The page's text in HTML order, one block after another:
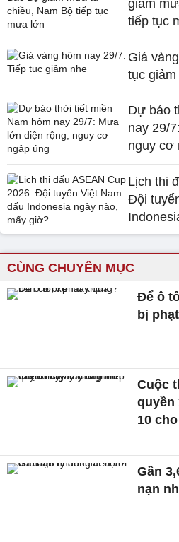
giảm
tiếp tục
Giá
tục giảm
Dự báo
nay 29/
nguy cơ
Lịch thi
Đội
CÙNG CHUYÊN MỤC
Để ô
bị
Cuộc
quyền
10
Gần
nạn